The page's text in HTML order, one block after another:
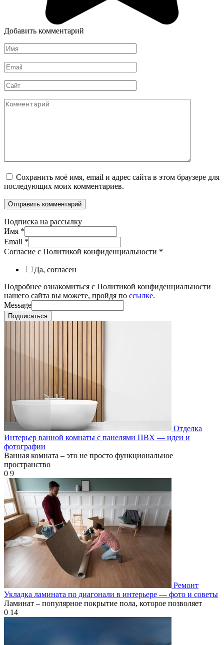
Добавить комментарий
Имя
*
Email
*
Сайт
Комментарий
Сохранить моё имя, email и адрес сайта в этом браузере для
последующих моих комментариев.
Подписка на рассылку
Имя *
Email *
Согласие с Политикой конфиденциальности *
Да, согласен
Подробнее ознакомиться с Политикой конфиденциальности
нашего сайта вы можете, пройдя по ссылке.
Message
Подписаться
Отделка
Интерьер ванной комнаты с панелями ПВХ — идеи и
фотографии
Ванная комната – это не просто функциональное
пространство
0 9
Ремонт
Укладка ламината по диагонали в интерьере — фото и советы
Ламинат – популярное покрытие пола, которое позволяет
0 14